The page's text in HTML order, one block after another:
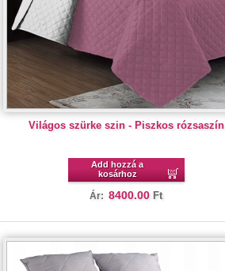
Világos szürke szin - Piszkos rózsaszín
Add hozzá a
kosárhoz
Ár: 8400.00 Ft